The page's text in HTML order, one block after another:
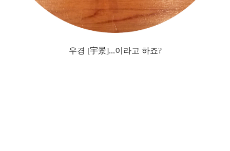
우경 [宇景]...이라고 하죠?